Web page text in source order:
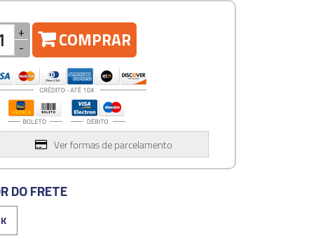
+
-
COMPRAR
Ver formas de parcelamento
DO FRETE